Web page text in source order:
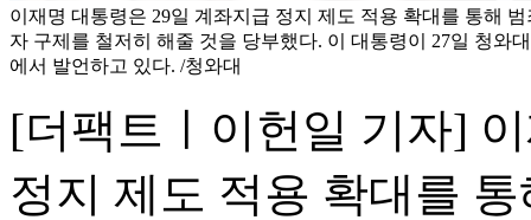
이재명 대통령은 29일 계좌지급 정지 제도 적용 확대를 통해
자 구제를 철저히 해줄 것을 당부했다. 이 대통령이 27일 청와
에서 발언하고 있다. /청와대
[더팩트ㅣ이헌일 기자]
정지 제도 적용 확대를